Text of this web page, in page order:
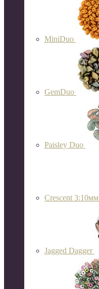
MiniDuo
GemDuo
Paisley Duo
Crescent 3:10мм
Jagged Dagger